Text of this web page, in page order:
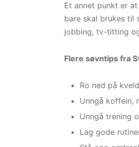
Et annet punkt er
bare skal brukes til
jobbing, tv-titting
Flere søvntips fra
Ro ned på
Unngå koffein,
Unngå trening
Lag gode